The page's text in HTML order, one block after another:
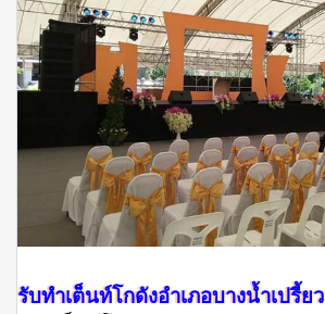
รับทำเต็นท์โกดังอำเภอบางน้ำเปรี้ยว